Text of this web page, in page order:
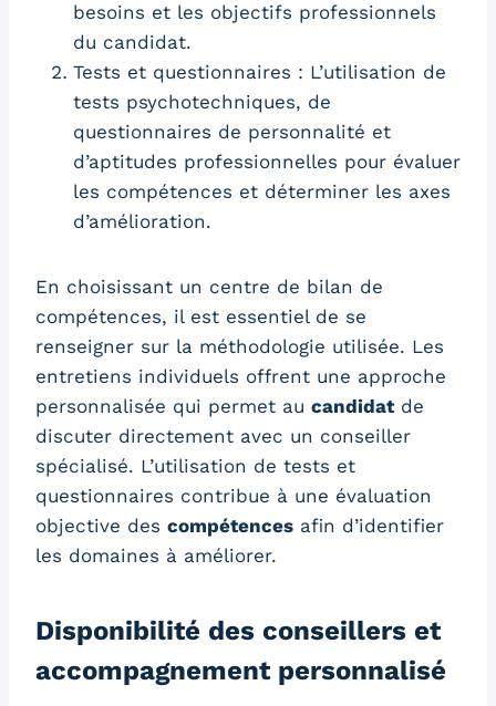
besoins et les objectifs professionnels
du candidat.
Tests et questionnaires : L’utilisation de
tests psychotechniques, de
questionnaires de personnalité et
d’aptitudes professionnelles pour évaluer
les compétences et déterminer les axes
d’amélioration.
En choisissant un centre de bilan de
compétences, il est essentiel de se
renseigner sur la méthodologie utilisée. Les
entretiens individuels offrent une approche
personnalisée qui permet au candidatde
discuter directement avec un conseiller
spécialisé. L’utilisation de tests et
questionnaires contribue à une évaluation
objective des compétences afin d’identifier
les domaines à améliorer.
Disponibilité des conseillers et
accompagnement personnalisé